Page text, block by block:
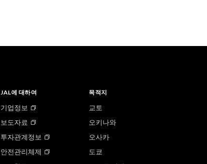
JAL에 대하여
기업정보
보도자료
투자관계정보
안전관리체제
목적지
교토
오키나와
오사카
도쿄